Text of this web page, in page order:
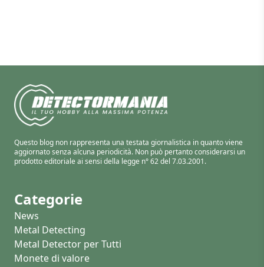
Questo blog non rappresenta una testata giornalistica in quanto viene
aggiornato senza alcuna periodicità. Non può pertanto considerarsi un
prodotto editoriale ai sensi della legge n° 62 del 7.03.2001.
Categorie
News
Metal Detecting
Metal Detector per Tutti
Monete di valore